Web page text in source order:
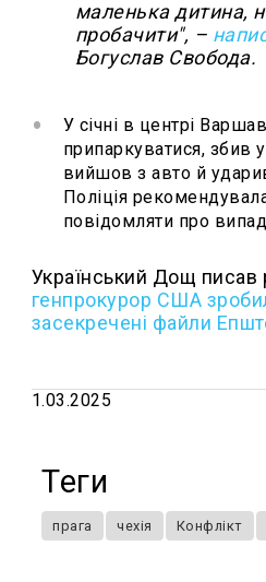
маленька дитина,
пробачити", –
Богуслав Свобода.
У січні в центрі
припаркуватися, збив
вийшов з авто й
Поліція
повідомляти про
Український Дощ писав
генпрокурор США
засекречені файли
1.03.2025
Теги
прага чехія Конфлікт